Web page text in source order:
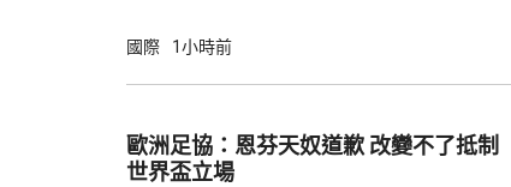
甲旅，上午完成射擊訓練、前往集結地點途中
人員，要求停車並安全疏散，南韓軍方和消防
部門正調查起火原因。
國際 1小時前
歐洲足協：恩芬天奴道歉 改變不了抵制
世界盃立場